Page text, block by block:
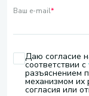
Ваш e-mail*
Даю согласие
соответствии с
разъяснением
механизмом их
согласия или